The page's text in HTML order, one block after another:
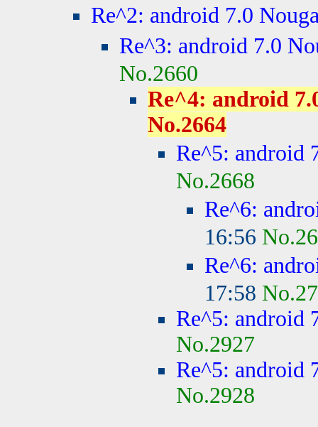
Re^2: android 7.0
Re^3: android 7.0
No.2660
Re^4: android
No.2664
Re^5: android
No.2668
Re^6:
16:56
Re^6:
17:58
Re^5: android
No.2927
Re^5: android
No.2928